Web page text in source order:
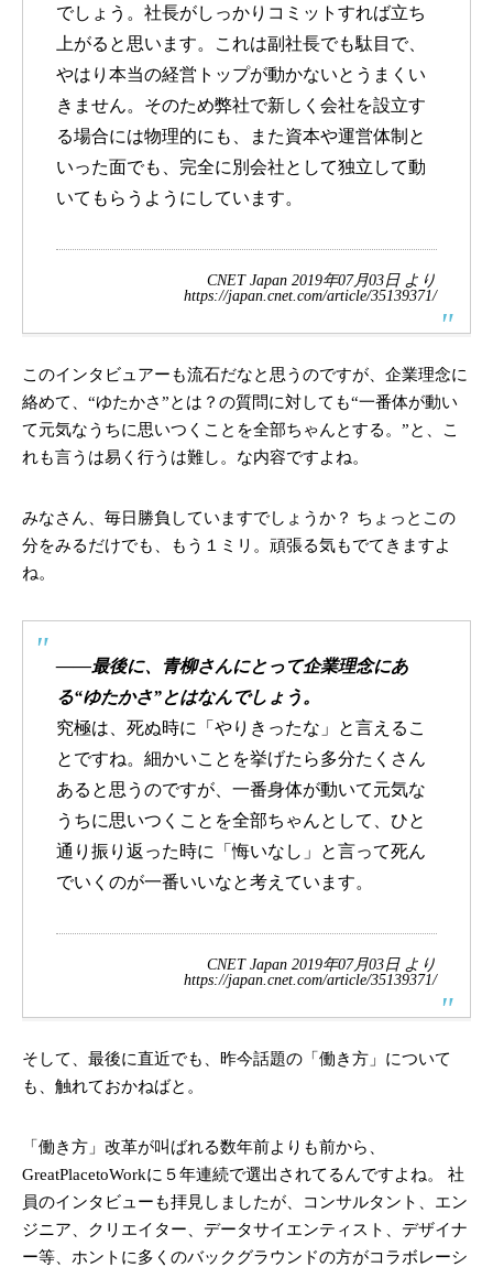
でしょう。社長がしっかりコミットすれば立ち
上がると思います。これは副社長でも駄目で、
やはり本当の経営トップが動かないとうまくい
きません。そのため弊社で新しく会社を設立す
る場合には物理的にも、また資本や運営体制と
いった面でも、完全に別会社として独立して動
いてもらうようにしています。
CNET Japan 2019年07月03日 より
https://japan.cnet.com/article/35139371/
このインタビュアーも流石だなと思うのですが、企業理念に
絡めて、“ゆたかさ”とは？の質問に対しても“一番体が動い
て元気なうちに思いつくことを全部ちゃんとする。”と、こ
れも言うは易く行うは難し。な内容ですよね。
みなさん、毎日勝負していますでしょうか？ ちょっとこの
分をみるだけでも、もう１ミリ。頑張る気もでてきますよ
ね。
――最後に、青柳さんにとって企業理念にあ
る“ゆたかさ”とはなんでしょう。
究極は、死ぬ時に「やりきったな」と言えるこ
とですね。細かいことを挙げたら多分たくさん
あると思うのですが、一番身体が動いて元気な
うちに思いつくことを全部ちゃんとして、ひと
通り振り返った時に「悔いなし」と言って死ん
でいくのが一番いいなと考えています。
CNET Japan 2019年07月03日 より
https://japan.cnet.com/article/35139371/
そして、最後に直近でも、昨今話題の「働き方」について
も、触れておかねばと。
「働き方」改革が叫ばれる数年前よりも前から、
GreatPlacetoWorkに５年連続で選出されてるんですよね。 社
員のインタビューも拝見しましたが、コンサルタント、エン
ジニア、クリエイター、データサイエンティスト、デザイナ
ー等、ホントに多くのバックグラウンドの方がコラボレーシ